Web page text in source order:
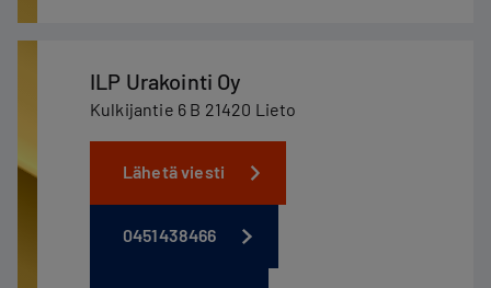
ILP Urakointi Oy
Kulkijantie 6 B 21420 Lieto
Lähetä viesti
0451438466